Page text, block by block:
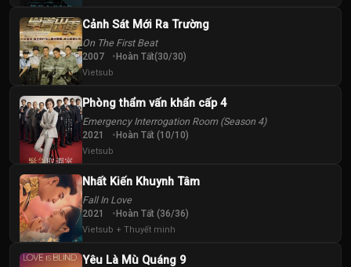
Cảnh Sát Mới Ra Trường
On The First Beat
2007 Hoàn Tất(30/30)
Vietsub
Phòng thẩm vấn khẩn cấp 4
Emergency Interrogation Room (Season 4)
2021 Hoàn Tất (10/10)
Vietsub
Nhất Kiến Khuynh Tâm
Fall In Love
2021 Hoàn Tất (36/36)
Vietsub + Thuyết minh
Yêu Là Mù Quáng 9